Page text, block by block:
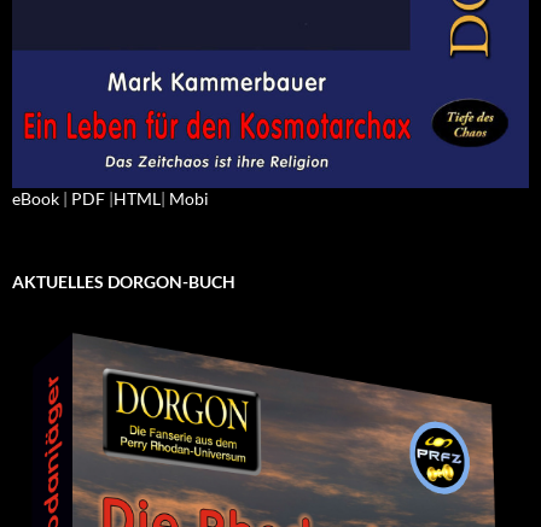
eBook | PDF |HTML| Mobi
AKTUELLES DORGON-BUCH